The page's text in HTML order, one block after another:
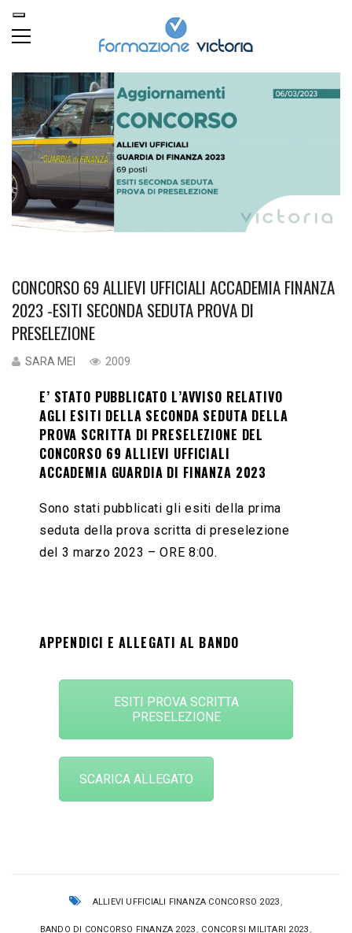
CONCORSO 69 ALLIEVI UFFICIALI ACCADEMIA FINANZA
2023 -ESITI SECONDA SEDUTA PROVA DI
PRESELEZIONE
SARA MEI 2009
E’ STATO PUBBLICATO L’AVVISO RELATIVO
AGLI ESITI DELLA SECONDA SEDUTA DELLA
PROVA SCRITTA DI PRESELEZIONE DEL
CONCORSO 69 ALLIEVI UFFICIALI
ACCADEMIA GUARDIA DI FINANZA 2023
Sono stati pubblicati gli esiti della prima
seduta della prova scritta di preselezione
del 3 marzo 2023 – ORE 8:00.
APPENDICI E ALLEGATI AL BANDO
ESITI PROVA SCRITTA
PRESELEZIONE
SCARICA ALLEGATO
ALLIEVI UFFICIALI FINANZA CONCORSO 2023 ,
BANDO DI CONCORSO FINANZA 2023 , CONCORSI MILITARI 2023 ,